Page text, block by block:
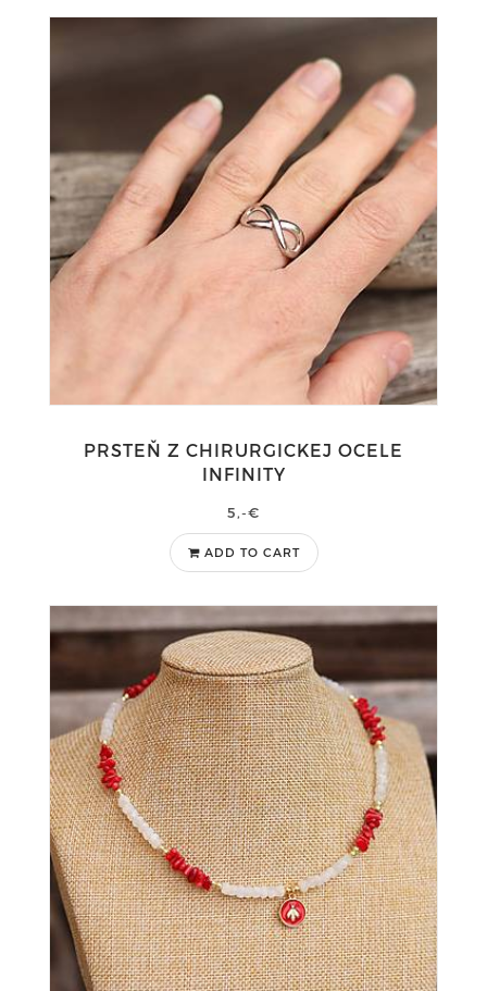
PRSTEŇ Z CHIRURGICKEJ OCELE
INFINITY
5,-€
ADD TO CART